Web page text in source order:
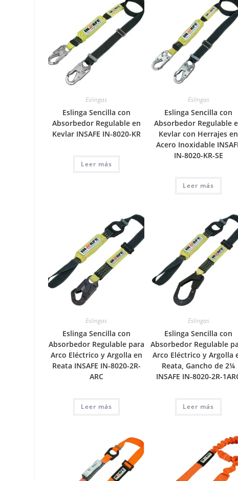
Eslingas
Eslinga Sencilla con
Absorbedor Regulable en
Kevlar INSAFE IN-8020-KR
Leer más
Eslingas
Eslinga Sencilla con
Absorbedor Regulable
Kevlar con Herrajes en
Acero Inoxidable
IN-8020-KR-SE
Leer más
Eslingas
Eslinga Sencilla con
Absorbedor Regulable para
Arco Eléctrico y Argolla en
Reata INSAFE IN-8020-2R-
ARC
Leer más
Eslingas
Eslinga Sencilla con
Absorbedor Regulable
Arco Eléctrico y Argolla
Reata, Gancho de 2¼
INSAFE IN-8020-2R-
Leer más